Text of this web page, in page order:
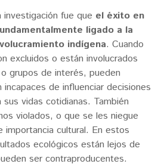
fue que el éxito en
ligado a la
indígena. Cuando
excluidos o están involucrados
grupos de interés, pueden
de influenciar decisiones
vidas cotidianas. También
violados, o que se les niegue
cultural. En estos
ecológicos están lejos de
ser contraproducentes.